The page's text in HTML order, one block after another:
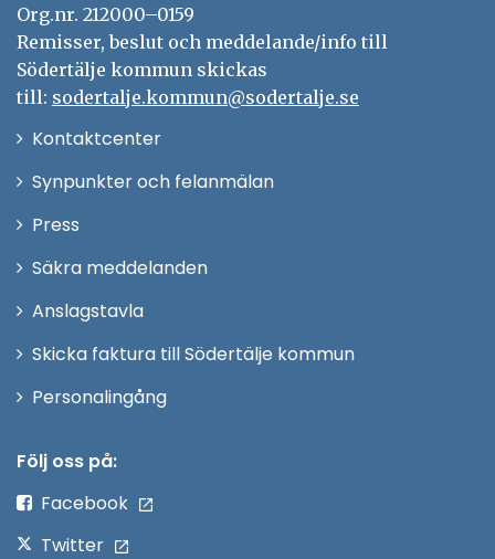
Org.nr. 212000–0159
Remisser, beslut och meddelande/info till
Södertälje kommun skickas
till: sodertalje.kommun@sodertalje.se
KontaktcenterÖppna
Synpunkter och felanmälan
Press
fönster
Säkra meddelanden
Anslagstavla
Skicka faktura till Södertälje kommun
PersonalingångÖppna
Följ oss på:
Facebook
Twitter